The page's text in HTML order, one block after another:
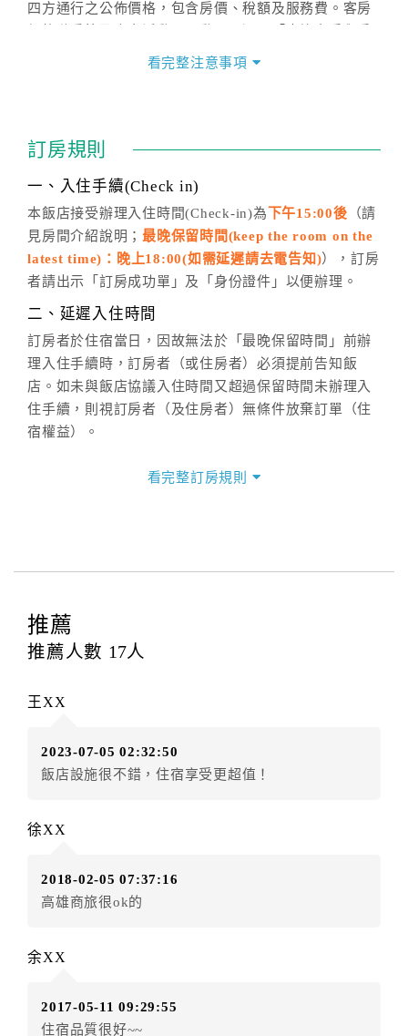
四方通行之公佈價格，包含房價、稅額及服務費。客房
價」之當日價格為標準。
話方式異動訂單。
※非客服時間之申辦異動，皆為次日計算及辦理。
五、客服時間
週一至週日，上午9:00～晚上6:00
六、聯絡方式
(07)9682715 。
看完整注意事項
訂房規則
一、入住手續(Check in)
本飯店接受辦理入住時間(Check-in)為下午15:00後 （請
見房間介紹說明； 最晚保留時間(keep the room on the
latest time)：晚上18:00(如需延遲請去電告知)），訂房
者請出示「訂房成功單」及「身份證件」以便辦理。
二、延遲入住時間
訂房者於住宿當日，因故無法於「最晚保留時間」前辦
理入住手續時，訂房者（或住房者）必須提前告知飯
店。如未與飯店協議入住時間又超過保留時間未辦理入
住手續，則視訂房者（及住房者）無條件放棄訂單（住
宿權益）。
四、訂單異動
提出申辦不得異動訂單。
每筆訂單異動限定
辦理取消退款。
房者應補足差額。（限原訂飯店）
房者不得要求退其差額。（限原訂飯店）
額3個月
．訂房者使用「保留住宿金額」時，請注意！為避免飯
店客滿，敬請及早計畫，如逾時未提出申辦，視同無條
．每筆訂單異動限定乙次，限原訂飯店，異動完成後不
訂房者應補足差額。 限原訂飯店
看完整訂房規則
推薦
推薦人數 17人
王XX
2023-07-05 02:32:50
飯店設施很不錯，住宿享受更超值！
徐XX
2018-02-05 07:37:16
高雄商旅很ok的
余XX
2017-05-11 09:29:55
住宿品質很好~~